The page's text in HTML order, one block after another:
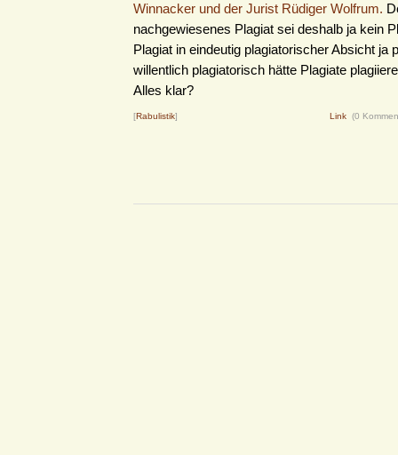
Winnacker und der Jurist Rüdiger Wolfrum.
nachgewiesenes Plagiat sei deshalb ja kein
Plagiat in eindeutig plagiatorischer Absicht ja
willentlich plagiatorisch hätte Plagiate
Alles klar?
[Rabulistik] Link (0